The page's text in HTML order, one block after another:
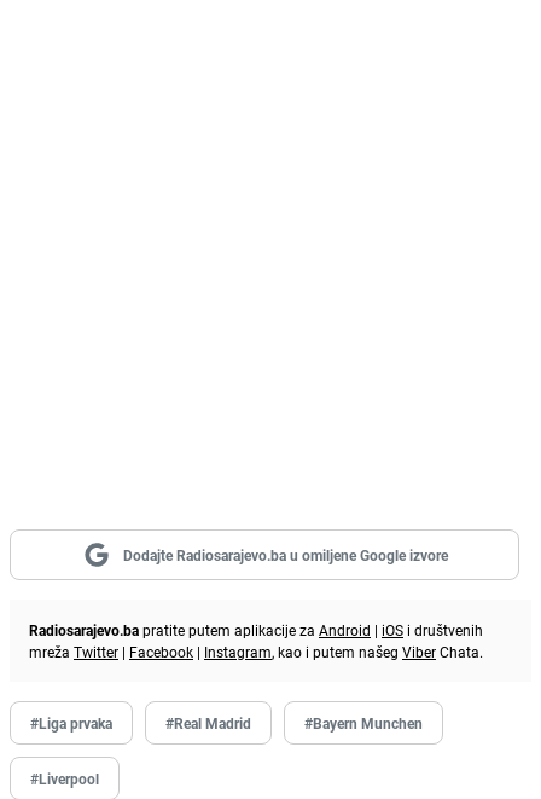
Dodajte Radiosarajevo.ba u omiljene Google izvore
Radiosarajevo.bapratite putem aplikacije za Android | iOS i društvenih
mreža Twitter | Facebook | Instagram, kao i putem našeg ViberChata.
#Liga prvaka #Real Madrid #Bayern Munchen
#Liverpool